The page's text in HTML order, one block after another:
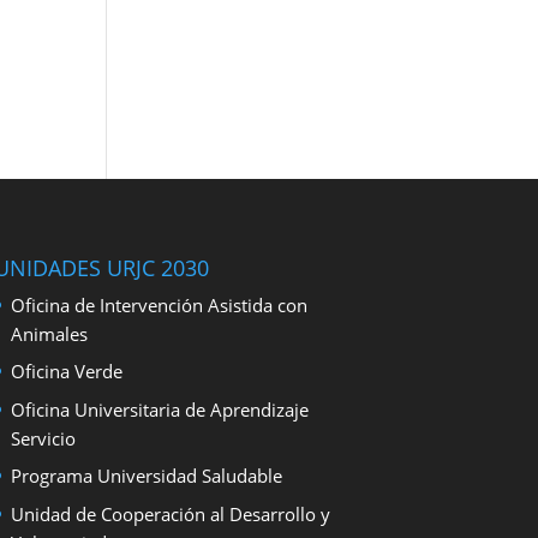
URJC 2030
Oficina de Intervención Asistida con
Animales
Oficina Verde
Oficina Universitaria de Aprendizaje
Servicio
Programa Universidad Saludable
Unidad de Cooperación al Desarrollo y